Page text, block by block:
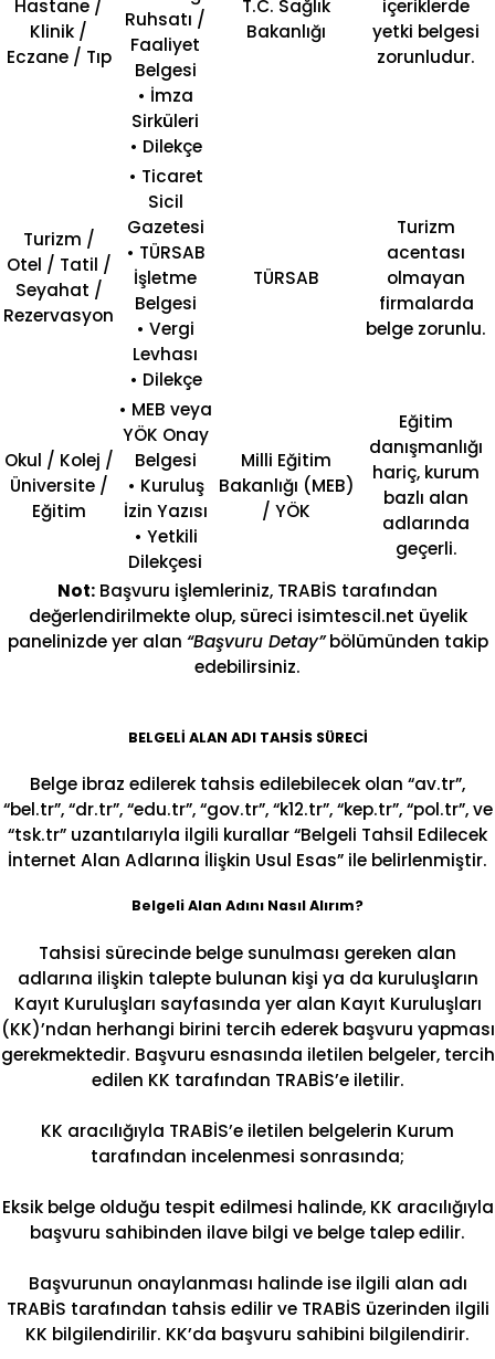
Hastane /
Klinik /
Eczane / Tıp
Ruhsatı /
Faaliyet
Belgesi
• İmza
Sirküleri
• Dilekçe
T.C. Sağlık
Bakanlığı
içeriklerde
yetki belgesi
zorunludur.
Turizm /
Otel / Tatil /
Seyahat /
Rezervasyon
• Ticaret
Sicil
Gazetesi
• TÜRSAB
İşletme
Belgesi
• Vergi
Levhası
• Dilekçe
TÜRSAB
Turizm
acentası
olmayan
firmalarda
belge zorunlu.
Okul / Kolej /
Üniversite /
Eğitim
• MEB veya
YÖK Onay
Belgesi
• Kuruluş
İzin Yazısı
• Yetkili
Dilekçesi
Milli Eğitim
Bakanlığı (MEB)
/ YÖK
Eğitim
danışmanlığı
hariç, kurum
bazlı alan
adlarında
geçerli.
Not: Başvuru işlemleriniz, TRABİS tarafından
değerlendirilmekte olup, süreci isimtescil.net üyelik
panelinizde yer alan “Başvuru Detay”bölümünden takip
edebilirsiniz.
BELGELİ ALAN ADI TAHSİS SÜRECİ
Belge ibraz edilerek tahsis edilebilecek olan “av.tr”,
“bel.tr”, “dr.tr”, “edu.tr”, “gov.tr”, “k12.tr”, “kep.tr”, “pol.tr”, ve
“tsk.tr” uzantılarıyla ilgili kurallar “Belgeli Tahsil Edilecek
İnternet Alan Adlarına İlişkin Usul Esas” ile belirlenmiştir.
Belgeli Alan Adını Nasıl Alırım?
Tahsisi sürecinde belge sunulması gereken alan
adlarına ilişkin talepte bulunan kişi ya da kuruluşların
Kayıt Kuruluşları sayfasında yer alan Kayıt Kuruluşları
(KK)’ndan herhangi birini tercih ederek başvuru yapması
gerekmektedir. Başvuru esnasında iletilen belgeler, tercih
edilen KK tarafından TRABİS’e iletilir.
KK aracılığıyla TRABİS’e iletilen belgelerin Kurum
tarafından incelenmesi sonrasında;
Eksik belge olduğu tespit edilmesi halinde, KK aracılığıyla
başvuru sahibinden ilave bilgi ve belge talep edilir.
Başvurunun onaylanması halinde ise ilgili alan adı
TRABİS tarafından tahsis edilir ve TRABİS üzerinden ilgili
KK bilgilendirilir. KK’da başvuru sahibini bilgilendirir.